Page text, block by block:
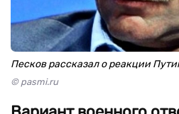
Песков рассказал о реакции
© pasmi.ru